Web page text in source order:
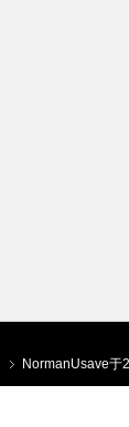
NormanUsave于